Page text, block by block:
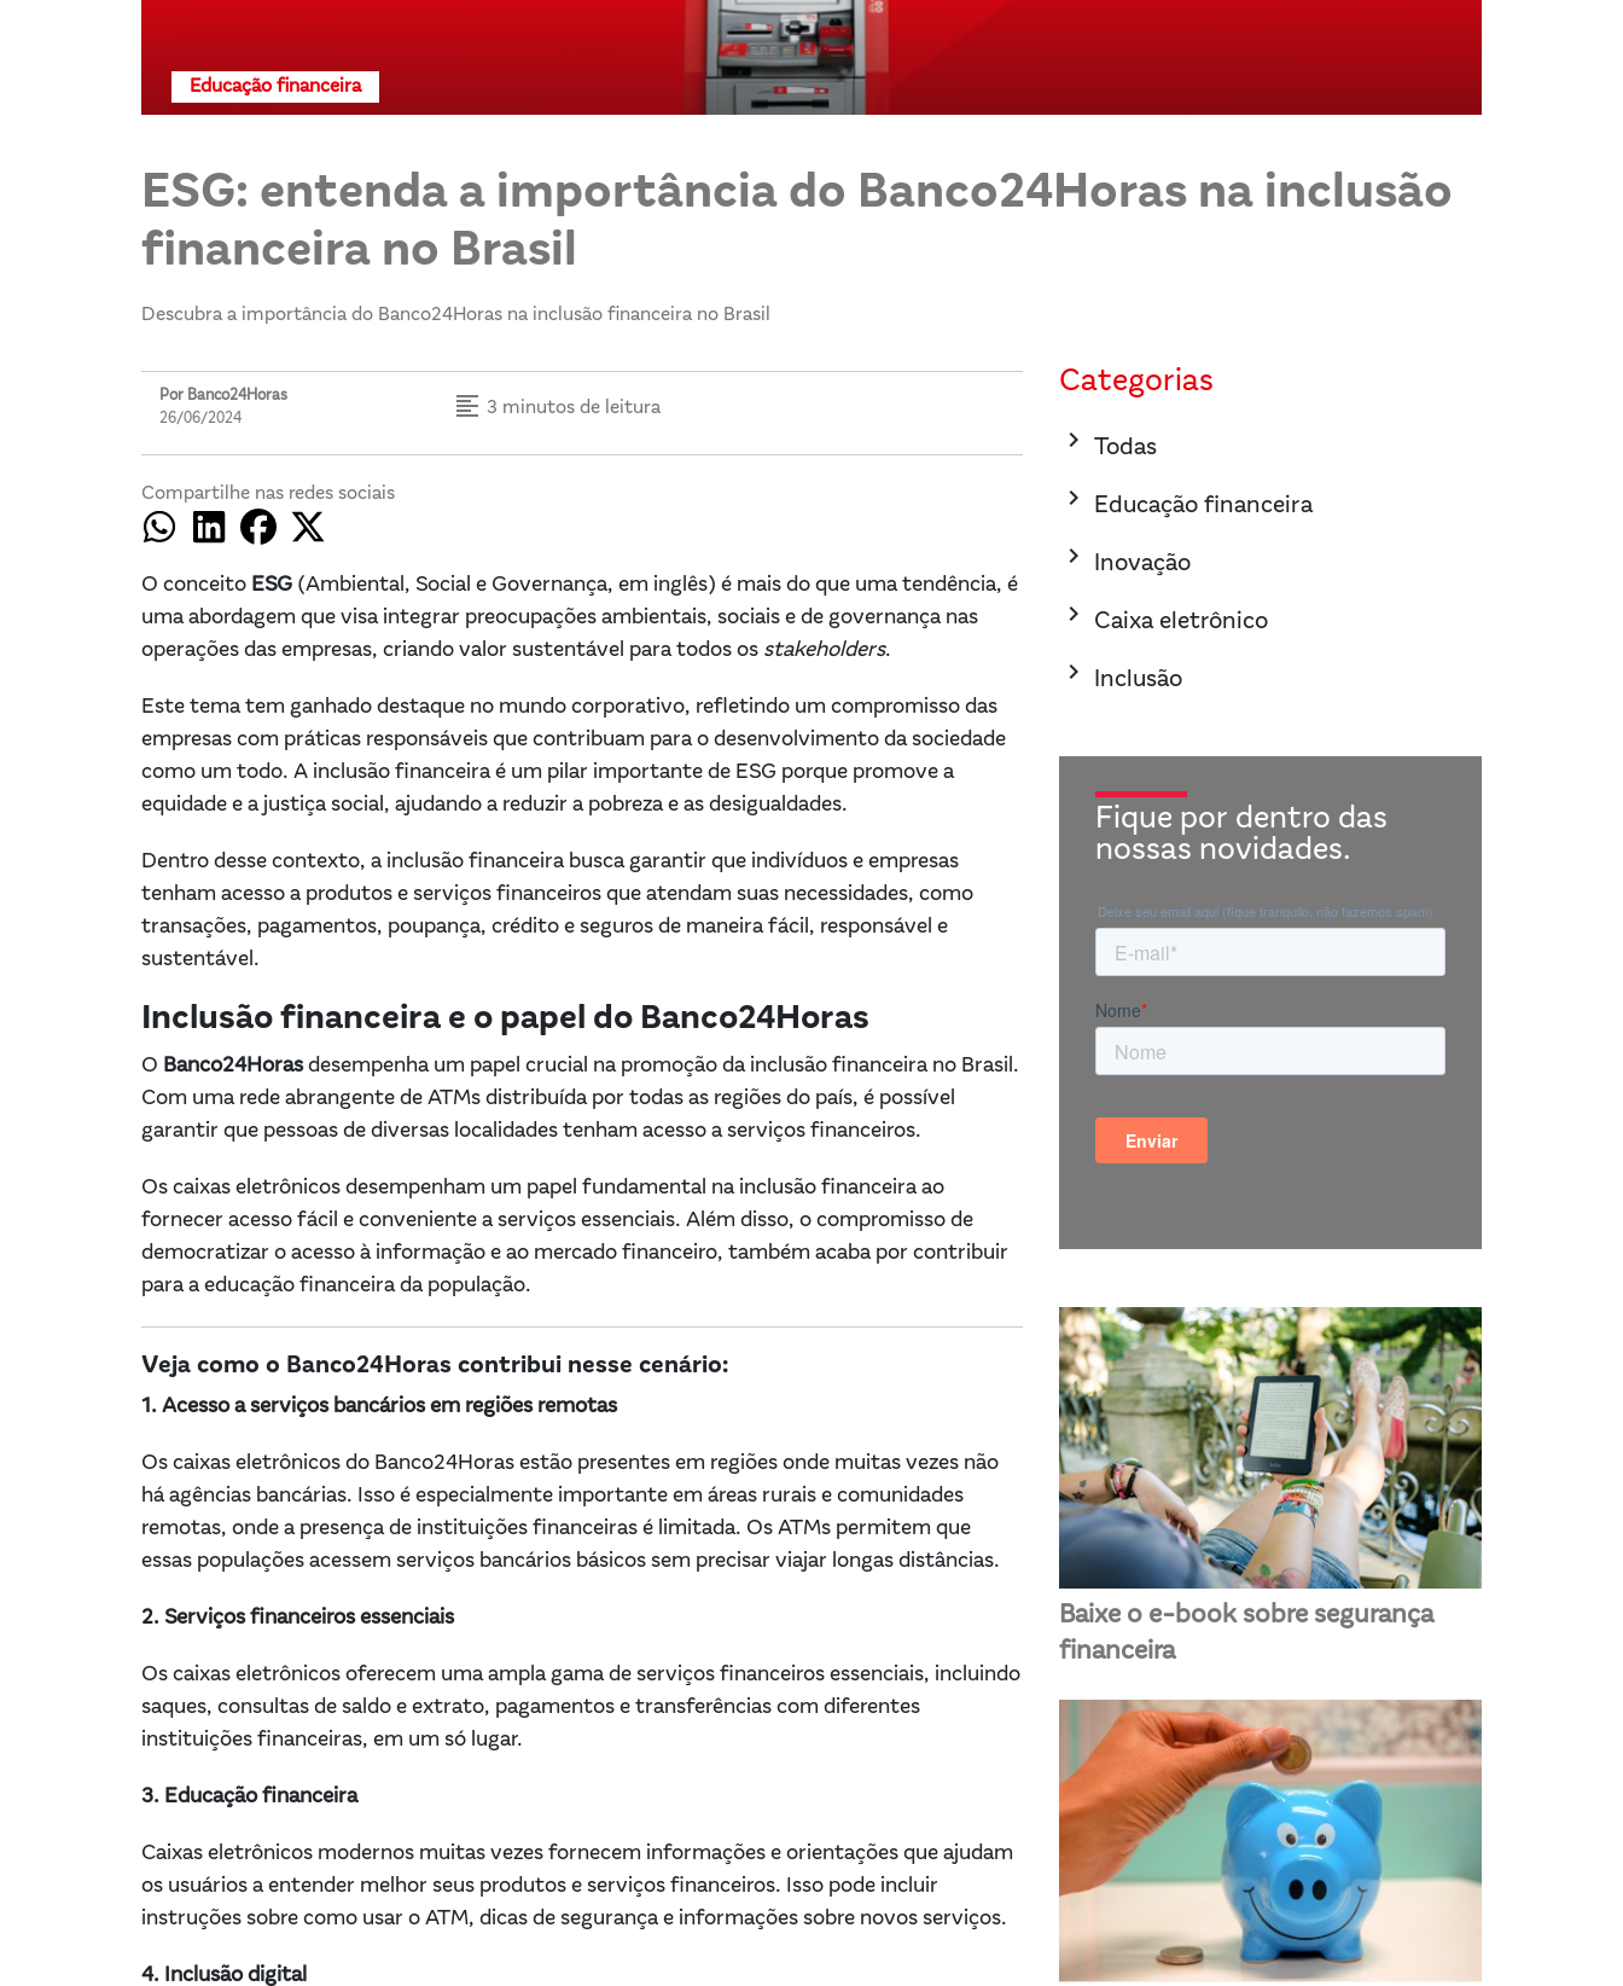
Educação financeira
ESG: entenda a importância do Banco24Horas na inclusão
financeira no Brasil
Descubra a importância do Banco24Horas na inclusão financeira no Brasil
Por Banco24Horas
26/06/2024
format_align_left 3 minutos de leitura
Compartilhe nas redes sociais
O conceito ESG (Ambiental, Social e Governança, em inglês) é mais do que uma tendência, é
uma abordagem que visa integrar preocupações ambientais, sociais e de governança nas
operações das empresas, criando valor sustentável para todos os stakeholders.
Este tema tem ganhado destaque no mundo corporativo, refletindo um compromisso das
empresas com práticas responsáveis que contribuam para o desenvolvimento da sociedade
como um todo. A inclusão financeira é um pilar importante de ESG porque promove a
equidade e a justiça social, ajudando a reduzir a pobreza e as desigualdades.
Dentro desse contexto, a inclusão financeira busca garantir que indivíduos e empresas
tenham acesso a produtos e serviços financeiros que atendam suas necessidades, como
transações, pagamentos, poupança, crédito e seguros de maneira fácil, responsável e
sustentável.
Inclusão financeira e o papel do Banco24Horas
O Banco24Horasdesempenha um papel crucial na promoção da inclusão financeira no Brasil.
Com uma rede abrangente de ATMs distribuída por todas as regiões do país, é possível
garantir que pessoas de diversas localidades tenham acesso a serviços financeiros.
Os caixas eletrônicos desempenham um papel fundamental na inclusão financeira ao
fornecer acesso fácil e conveniente a serviços essenciais. Além disso, o compromisso de
democratizar o acesso à informação e ao mercado financeiro, também acaba por contribuir
para a educação financeira da população.
Veja como o Banco24Horas contribui nesse cenário:
1. Acesso a serviços bancários em regiões remotas
Os caixas eletrônicos do Banco24Horas estão presentes em regiões onde muitas vezes não
há agências bancárias. Isso é especialmente importante em áreas rurais e comunidades
remotas, onde a presença de instituições financeiras é limitada. Os ATMs permitem que
essas populações acessem serviços bancários básicos sem precisar viajar longas distâncias.
2. Serviços financeiros essenciais
Os caixas eletrônicos oferecem uma ampla gama de serviços financeiros essenciais, incluindo
saques, consultas de saldo e extrato, pagamentos e transferências com diferentes
instituições financeiras, em um só lugar.
3. Educação financeira
Caixas eletrônicos modernos muitas vezes fornecem informações e orientações que ajudam
os usuários a entender melhor seus produtos e serviços financeiros. Isso pode incluir
instruções sobre como usar o ATM, dicas de segurança e informações sobre novos serviços.
4. Inclusão digital
Categorias
keyboard_arrow_right Todas
keyboard_arrow_right Educação financeira
keyboard_arrow_right Inovação
keyboard_arrow_right Caixa eletrônico
keyboard_arrow_right Inclusão
Fique por dentro das
nossas novidades.
Baixe o e-book sobre segurança
financeira